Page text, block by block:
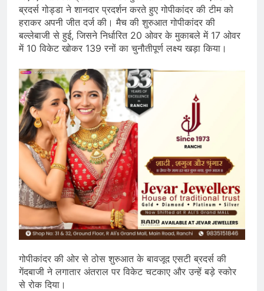
ब्रदर्स गोड्डा ने शानदार प्रदर्शन करते हुए गोपीकांदर की टीम को
हराकर अपनी जीत दर्ज की। मैच की शुरुआत गोपीकांदर की
बल्लेबाजी से हुई, जिसने निर्धारित 20 ओवर के मुकाबले में 17 ओवर
में 10 विकेट खोकर 139 रनों का चुनौतीपूर्ण लक्ष्य खड़ा किया।
गोपीकांदर की ओर से ठोस शुरुआत के बावजूद एसटी ब्रदर्स की
गेंदबाजी ने लगातार अंतराल पर विकेट चटकाए और उन्हें बड़े स्कोर
से रोक दिया।